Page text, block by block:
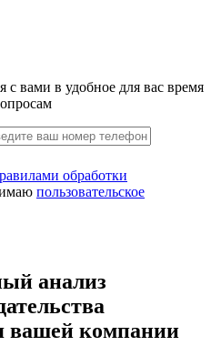
вами в удобное для вас время
обработки
пользовательское
анализ
вашей компании